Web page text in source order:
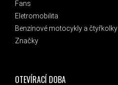
Fans
Eletromobilita
Benzínové motocykly a čtyřkolky
Značky
OTEVÍRACÍ DOBA